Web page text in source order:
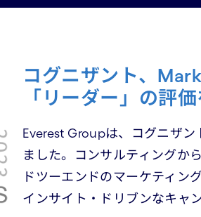
コグニザント、
「リーダー」の評
Everest Groupは、コグニザ
ました。コンサルティングか
ドツーエンドのマーケティン
インサイト・ドリブンなキャ